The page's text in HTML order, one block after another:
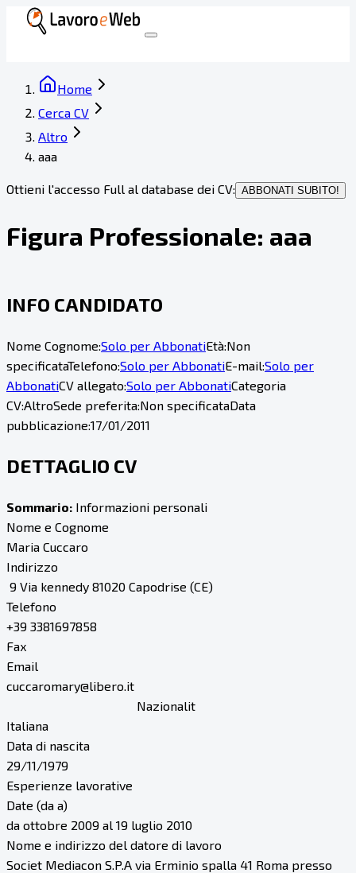
Home
Cerca CV
Altro
aaa
Ottieni l'accesso Full al database dei CV: ABBONATI SUBITO!
Figura Professionale: aaa
INFO CANDIDATO
Nome Cognome:Solo per AbbonatiEtà:Non
specificataTelefono:Solo per AbbonatiE-mail:Solo per
AbbonatiCV allegato:Solo per AbbonatiCategoria
CV:AltroSede preferita:Non specificataData
pubblicazione:17/01/2011
DETTAGLIO CV
Sommario: Informazioni personali
Nome e Cognome
Maria Cuccaro
Indirizzo
9 Via kennedy 81020 Capodrise (CE)
Telefono
+39 3381697858
Fax
Email
cuccaromary@libero.it
Nazionalit
Italiana
Data di nascita
29/11/1979
Esperienze lavorative
Date (da a)
da ottobre 2009 al 19 luglio 2010
Nome e indirizzo del datore di lavoro
Societ Mediacon S.P.A via Erminio spalla 41 Roma presso